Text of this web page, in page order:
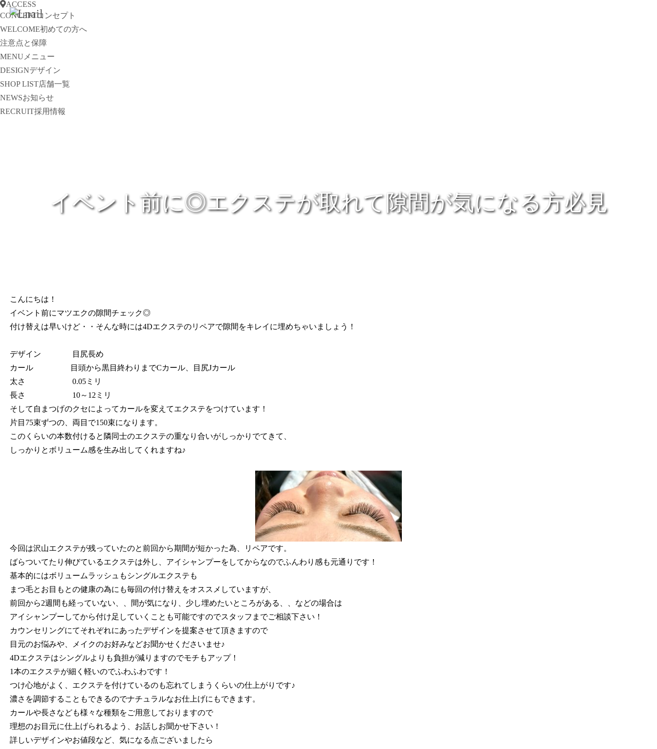
ACCESS
CONCEPTコンセプト
WELCOME初めての方へ
注意点と保障
MENU メニュー
DESIGNデザイン
SHOP LIST店舗一覧
NEWSお知らせ
RECRUIT採用情報
イベント前に◎エクステが取れて隙間が気になる方必見
こんにちは！
イベント前にマツエクの隙間チェック◎
付け替えは早いけど・・そんな時には4Dエクステのリペアで隙間をキレイに埋めちゃいましょう！
デザイン 目尻長め
カール 目頭から黒目終わりまでCカール、目尻Jカール
太さ 0.05ミリ
長さ 10～12ミリ
そして自まつげのクセによってカールを変えてエクステをつけています！
片目75束ずつの、両目で150束になります。
このくらいの本数付けると隣同士のエクステの重なり合いがしっかりでてきて、
しっかりとボリューム感を生み出してくれますね♪
今回は沢山エクステが残っていたのと前回から期間が短かった為、リペアです。
ばらついてたり伸びているエクステは外し、アイシャンプーをしてからなのでふんわり感も元通りです！
基本的にはボリュームラッシュもシングルエクステも
まつ毛とお目もとの健康の為にも毎回の付け替えをオススメしていますが、
前回から2週間も経っていない、、間が気になり、少し埋めたいところがある、、などの場合は
アイシャンプーしてから付け足していくことも可能ですのでスタッフまでご相談下さい！
カウンセリングにてそれぞれにあったデザインを提案させて頂きますので
目元のお悩みや、メイクのお好みなどお聞かせくださいませ♪
4Dエクステはシングルよりも負担が減りますのでモチもアップ！
1本のエクステが細く軽いのでふわふわです！
つけ心地がよく、エクステを付けているのも忘れてしまうくらいの仕上がりです♪
濃さを調節することもできるのでナチュラルなお仕上げにもできます。
カールや長さなども様々な種類をご用意しておりますので
理想のお目元に仕上げられるよう、お話しお聞かせ下さい！
詳しいデザインやお値段など、気になる点ございましたら